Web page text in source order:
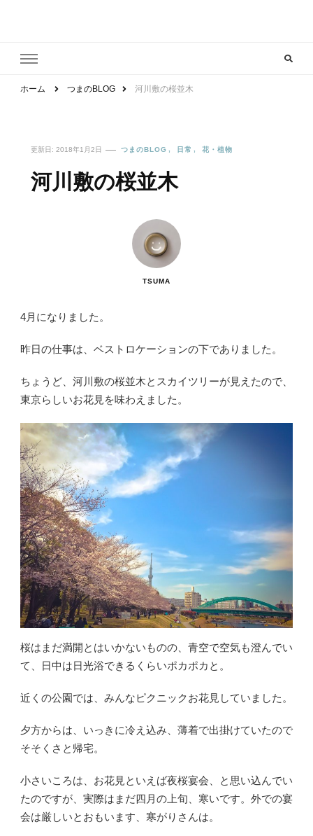
ホーム つまのBLOG 河川敷の桜並木
更新日: 2018年1月2日 つまのBLOG 日常 花・植物
河川敷の桜並木
TSUMA
4月になりました。
昨日の仕事は、ベストロケーションの下でありました。
ちょうど、河川敷の桜並木とスカイツリーが見えたので、
東京らしいお花見を味わえました。
桜はまだ満開とはいかないものの、青空で空気も澄んでい
て、日中は日光浴できるくらいポカポカと。
近くの公園では、みんなピクニックお花見していました。
夕方からは、いっきに冷え込み、薄着で出掛けていたので
そそくさと帰宅。
小さいころは、お花見といえば夜桜宴会、と思い込んでい
たのですが、実際はまだ四月の上旬、寒いです。外での宴
会は厳しいとおもいます、寒がりさんは。